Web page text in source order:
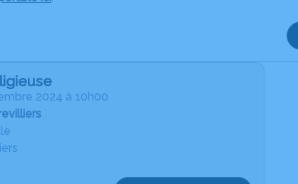
2024 à 10h00